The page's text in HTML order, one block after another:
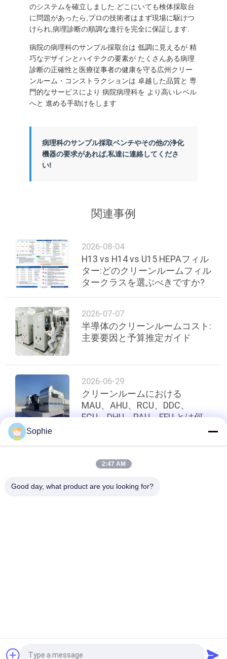
のシステムを確立しました.どこにいても検体採取台
に問題があったら,プロの技術者はまず現場に駆けつ
けられ,病理診断の順調な進行を完全に保証します.
病院の病理科のサンプル採取台は 低調に見えるが 精
巧なデザインとハイテクの要素が たくさんある病理
診断の正確性と医療従事者の健康を守る広州クリー
ンルーム・コンストラクションは 卓越した品質と 専
門的なサービスにより 病院病理科を より高いレベル
へと 進める手助けをします
病理科のサンプル採取ベンチやその他の浄化
機器の要求があれば,私達に連絡してくださ
い!
関連事例
2026-08-04
H13 vs H14 vs U15 HEPAフィル
ター:どのクリーンルームフィル
タークラスを選ぶべきですか?
2026-07-07
半導体のクリーンルームコスト:
主要要因と予算推定ガイド
2026-06-29
クリーンルームにおける
MAU、AHU、RCU、DDC、
FCU、DHU、PAU、FFU とは何
トップ
Sophie
2:47 AM
Good day, what product are you looking for?